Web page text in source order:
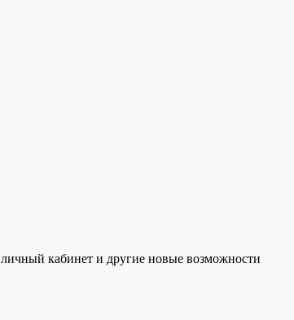
личный кабинет и другие новые возможности